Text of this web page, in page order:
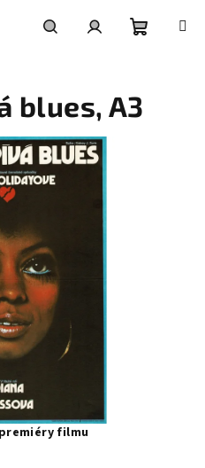
košík
filmu
blues, A3